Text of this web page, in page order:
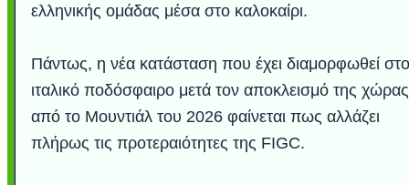
ελληνικής ομάδας μέσα στο καλοκαίρι.
Πάντως, η νέα κατάσταση που έχει διαμορφωθεί στο
ιταλικό ποδόσφαιρο μετά τον αποκλεισμό της χώρας
από το Μουντιάλ του 2026 φαίνεται πως αλλάζει
πλήρως τις προτεραιότητες της FIGC.